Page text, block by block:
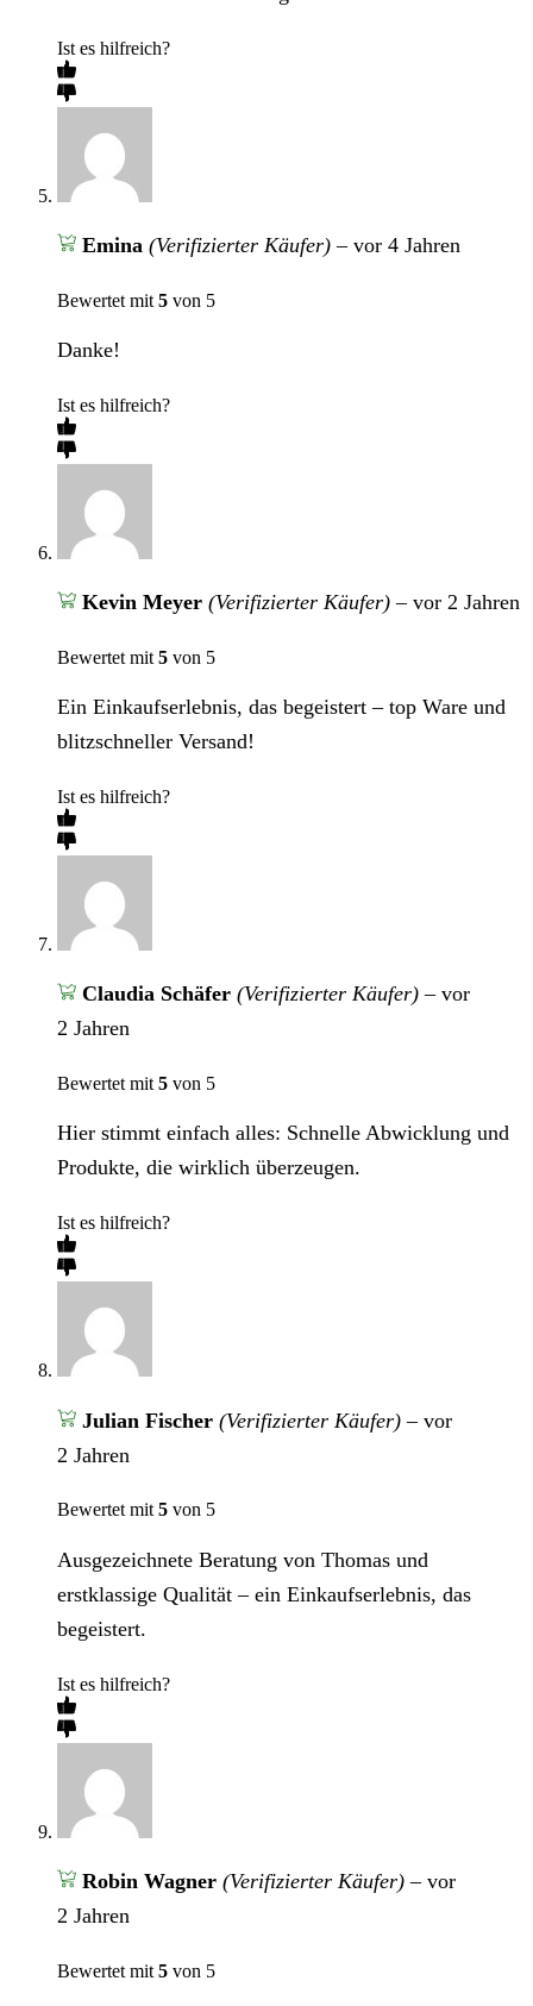
Ist es hilfreich?
Emina (Verifizierter Käufer) – vor 4 Jahren
Bewertet mit 5 von 5
Danke!
Ist es hilfreich?
Kevin Meyer (Verifizierter Käufer) – vor 2 Jahren
Bewertet mit 5 von 5
Ein Einkaufserlebnis, das begeistert – top Ware und
blitzschneller Versand!
Ist es hilfreich?
Claudia Schäfer (Verifizierter Käufer) – vor
2 Jahren
Bewertet mit 5 von 5
Hier stimmt einfach alles: Schnelle Abwicklung und
Produkte, die wirklich überzeugen.
Ist es hilfreich?
Julian Fischer (Verifizierter Käufer) – vor
2 Jahren
Bewertet mit5 von 5
Ausgezeichnete Beratung von Thomas und
erstklassige Qualität – ein Einkaufserlebnis, das
begeistert.
Ist es hilfreich?
Robin Wagner (Verifizierter Käufer) – vor
2 Jahren
Bewertet mit 5 von 5